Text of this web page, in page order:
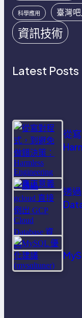
科學應用 臺灣
資訊技術
Latest Posts
從
透